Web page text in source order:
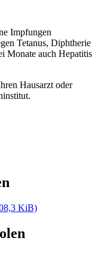
Impfungen
Tetanus, Diphtherie
Monate auch Hepatitis
Hausarzt oder
KiB)